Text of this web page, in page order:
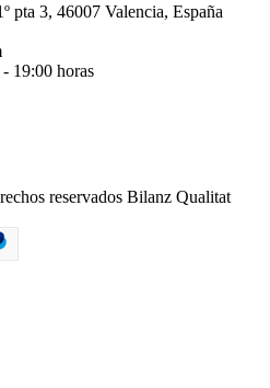
pta 3, 46007 Valencia, España
19:00 horas
reservados Bilanz Qualitat